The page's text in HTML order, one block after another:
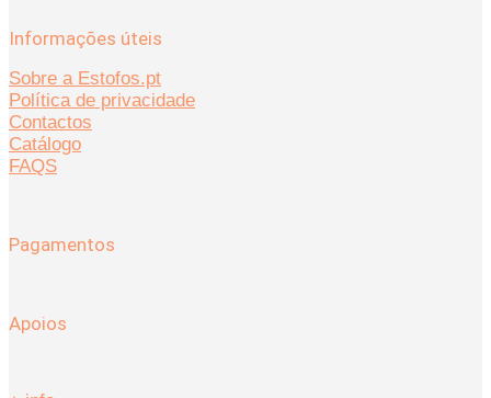
Informações úteis
Sobre a Estofos.pt
Política de privacidade
Contactos
Catálogo
FAQS
Pagamentos
Apoios